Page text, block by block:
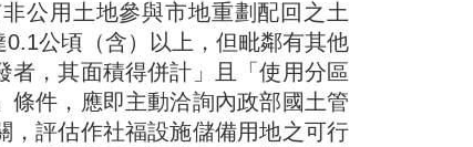
公用土地參與市地重劃配回之土
公頃（含）以上，但毗鄰有其他
者，其面積得併計」且「使用分區
條件，應即主動洽詢內政部國土管
，評估作社福設施儲備用地之可行